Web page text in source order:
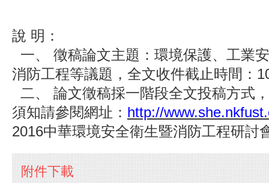
說 明：
一、
徵稿論文主題：環境保護、工業
消防工程等議題，全文收件截止時間：
二、
論文徵稿採一階段全文投稿方式
須知請參閱網址： http://
2016中華環境安全衛生暨消防工程研討
附件下載